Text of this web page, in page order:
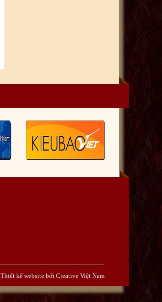
Thiết kế website bởi Creative Việt Nam